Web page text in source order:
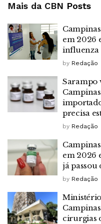
Mais da CBN Posts
em 2026
influenza
by Redação
Sarampo
precisa
by Redação
em 2026
já passou
by Redação
cirurgias